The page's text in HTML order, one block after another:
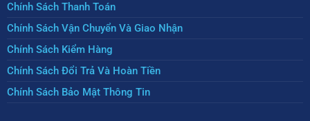
Chính Sách Thanh Toán
Chính Sách Vận Chuyển Và Giao Nhận
Chính Sách Kiểm Hàng
Chính Sách Đổi Trả Và Hoàn Tiền
Chính Sách Bảo Mật Thông Tin